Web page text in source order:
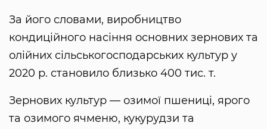
За його словами, виробництво
кондиційного насіння основних зернових та
олійних сільськогосподарських культур у
2020 р. становило близько 400 тис. т.
Зернових культур — озимої пшениці, ярого
та озимого ячменю, кукурудзи та